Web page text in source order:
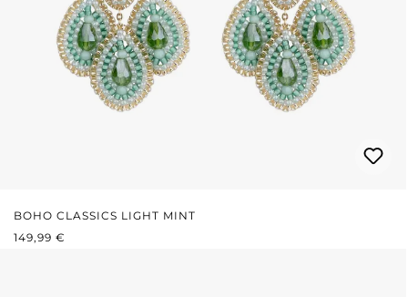
BOHO CLASSICS LIGHT MINT
PRIX RÉGULIER :
149,99 €